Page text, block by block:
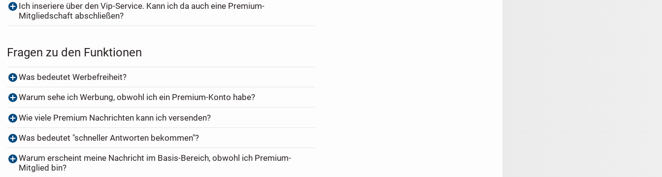
Ich inseriere über den Vip-Service. Kann ich da auch eine Premium-
Mitgliedschaft abschließen?
Fragen zu den Funktionen
Was bedeutet Werbefreiheit?
Warum sehe ich Werbung, obwohl ich ein Premium-Konto habe?
Wie viele Premium Nachrichten kann ich versenden?
Was bedeutet "schneller Antworten bekommen"?
Warum erscheint meine Nachricht im Basis-Bereich, obwohl ich Premium-
Mitglied bin?